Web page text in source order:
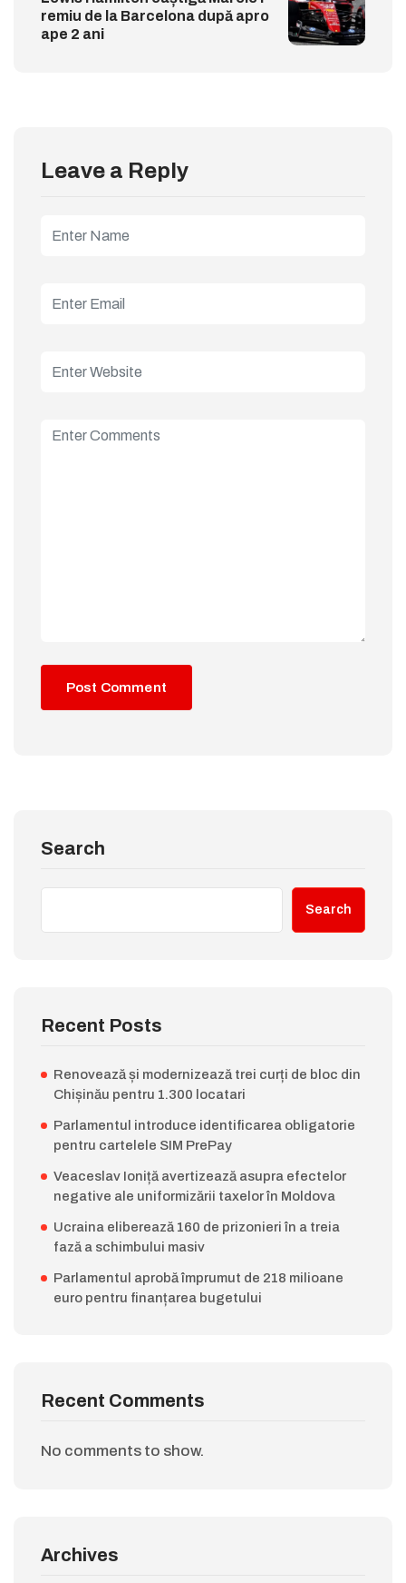
remiu de la Barcelona după apro
ape 2 ani
Leave a Reply
Search
Search
Recent Posts
Renovează și modernizează trei curți de bloc din
Chișinău pentru 1.300 locatari
Parlamentul introduce identificarea obligatorie
pentru cartelele SIM PrePay
Veaceslav Ioniță avertizează asupra efectelor
negative ale uniformizării taxelor în Moldova
Ucraina eliberează 160 de prizonieri în a treia
fază a schimbului masiv
Parlamentul aprobă împrumut de 218 milioane
euro pentru finanțarea bugetului
Recent Comments
No comments to show.
Archives